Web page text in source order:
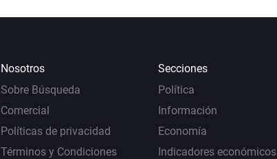
Nosotros
Sobre Búsqueda
Comercial
Políticas de privacidad
Términos y Condiciones
Secciones
Política
Información
Economía
Indicadores económicos